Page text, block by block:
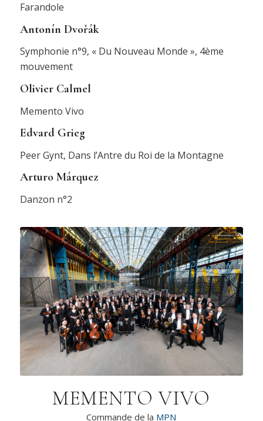
Farandole
Antonín Dvořák
Symphonie n°9, « Du Nouveau Monde », 4ème
mouvement
Olivier Calmel
Memento Vivo
Edvard Grieg
Peer Gynt, Dans l’Antre du Roi de la Montagne
Arturo Márquez
Danzon n°2
MEMENTO VIVO
Commande de la MPN